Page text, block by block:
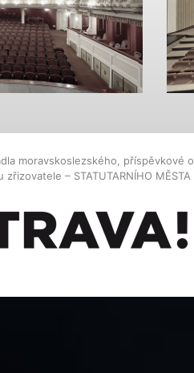
moravskoslezského, příspěvkové
– STATUTARNÍHO MĚSTA